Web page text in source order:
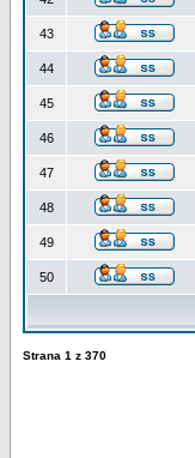
43
44
45
46
47
48
49
50
Strana 1 z 370